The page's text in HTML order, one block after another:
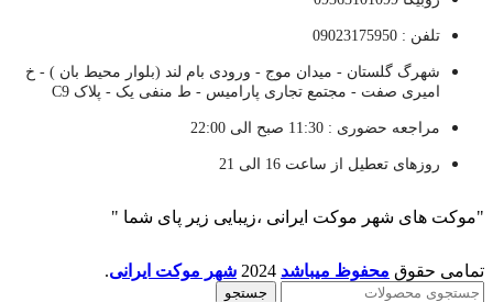
تلفن : 09023175950
شهرگ گلستان - میدان موج - ورودی بام لند (بلوار محیط بان ) - خ
امیری صفت - مجتمع تجاری پارامیس - ط منفی یک - پلاک C9
مراجعه حضوری : 11:30 صبح الی 22:00
روزهای تعطیل از ساعت 16 الی 21
"موکت های شهر موکت ایرانی ،زیبایی زیر پای شما "
تمامی حقوق محفوظ میباشد شهر موکت ایرانی.
جستجو